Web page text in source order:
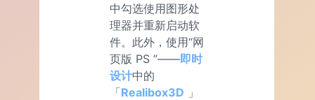
中勾选使用图形处
理器并重新启动软
件。此外，使用“网
页版 PS ”——即时
设计中的
「Realibox3D 」